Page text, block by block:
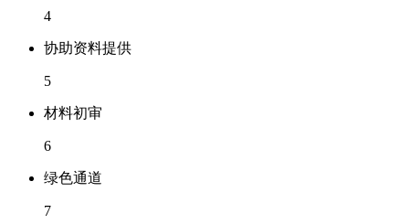
4
协助资料提供
5
材料初审
6
绿色通道
7